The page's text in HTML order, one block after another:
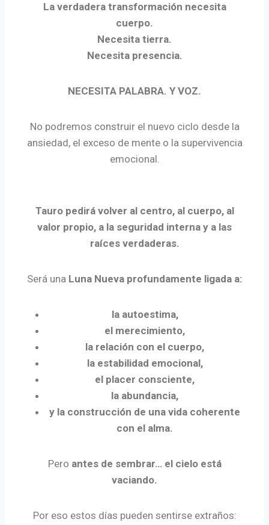
La verdadera transformación necesita
cuerpo.
Necesita tierra.
Necesita presencia.
NECESITA PALABRA. Y VOZ.
No podremos construir el nuevo ciclo desde la
ansiedad, el exceso de mente o la supervivencia
emocional.
Tauro pedirá volver al centro, al cuerpo, al
valor propio, a la seguridad interna y a las
raíces verdaderas.
Será una Luna Nueva profundamente ligada a:
la autoestima,
el merecimiento,
la relación con el cuerpo,
la estabilidad emocional,
el placer consciente,
la abundancia,
y la construcción de una vida coherente
con el alma.
Pero antes de sembrar… el cielo está
vaciando.
Por eso estos días pueden sentirse extraños: